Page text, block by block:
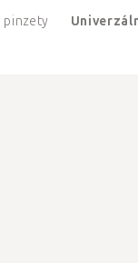
pinzety